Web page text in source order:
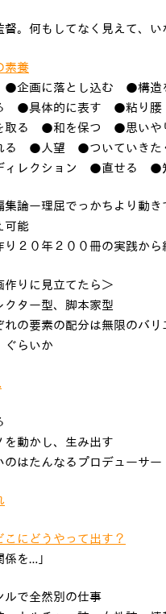
。何もしてなく見えて、い
素養
企画に落とし込む ●構造
●具体的に表す ●粘り
取る ●和を保つ ●思いや
る ●人望 ●ついていきた
レクション ●直せる ●
論ー理屈でっかちより動き
可能
２０年２００冊の実践から
りに見立てたら＞
クター型、脚本家型
の要素の配分は無限のバリ
らいか
動かし、生み出す
はたんなるプロデューサー
にどうやって出す？
を…」
で全然別の仕事